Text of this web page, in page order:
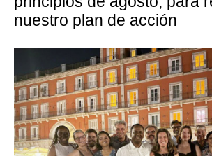
nuestro plan de acción